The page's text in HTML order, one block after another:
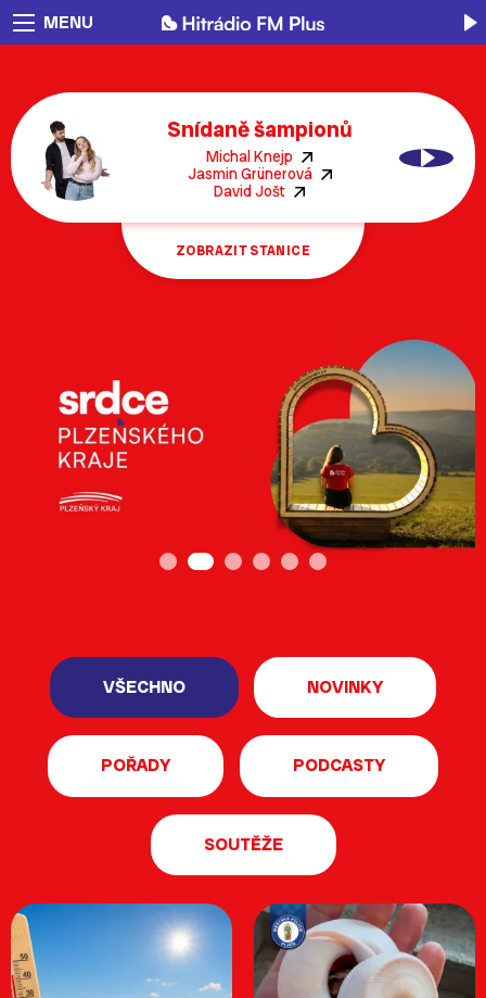
MENU
Snídaně šampionů
Michal Knejp
Jasmin Grünerová
David Jošt
Osmdesátka
Devadesátka
Milénium
Desítka
Zóna lásky
PopRock
ZOBRAZIT STANICE
VŠECHNO NOVINKY
POŘADY PODCASTY
SOUTĚŽE